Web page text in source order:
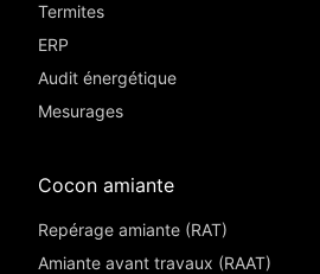
Termites
ERP
Audit énergétique
Mesurages
Cocon amiante
Repérage amiante (RAT)
Amiante avant travaux (RAAT)